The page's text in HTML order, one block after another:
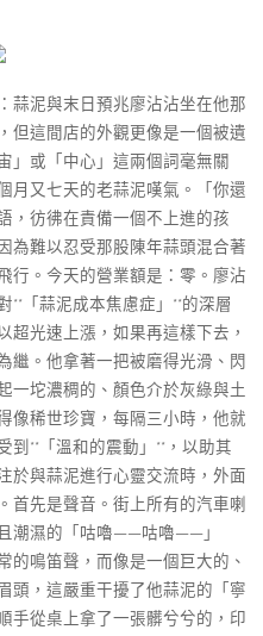
蒜泥與末日預兆廖沾沾坐在他那
但這間店的外觀更像是一個被遺
宙」或「中心」這兩個詞毫無關
月又七天的老蒜泥嘆氣。「你還
，彷彿在責備一個不上進的孩
為難以忍受那股陳年蒜頭混合著
行。今天的營業額是：零。廖沾
「蒜泥成本焦慮症」**的深層
超光速上漲，如果再這樣下去，
繼。他拿著一把被磨得光滑、閃
一坨濃稠的、顏色介於灰綠與土
像稀世珍寶，每隔三小時，他就
到**「溫和的震動」**，以助其
於與蒜泥進行心靈交流時，外面
首先是聲音。街上所有的汽車喇
潮濕的「咕嚕——咕嚕——」
的鳴笛聲，而像是一個巨大的、
頭，這嚴重干擾了他蒜泥的「寧
手從桌上拿了一張髒兮兮的，印